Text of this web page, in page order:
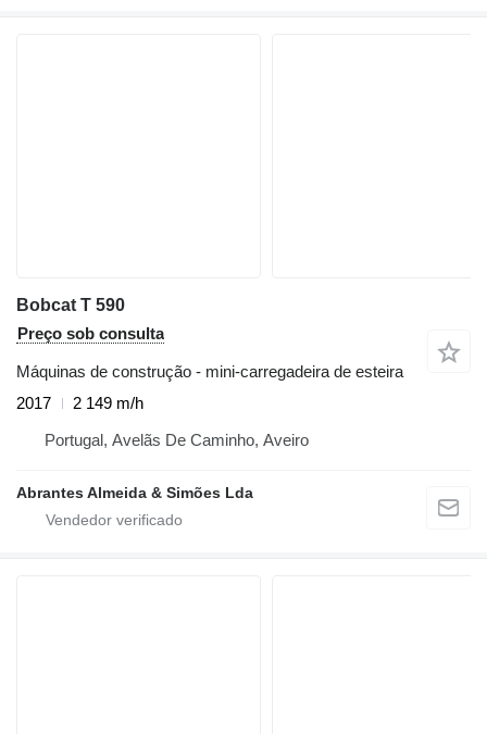
Bobcat T 590
Preço sob consulta
Máquinas de construção - mini-carregadeira de esteira
2017
2 149 m/h
Portugal, Avelãs De Caminho, Aveiro
Abrantes Almeida & Simões Lda